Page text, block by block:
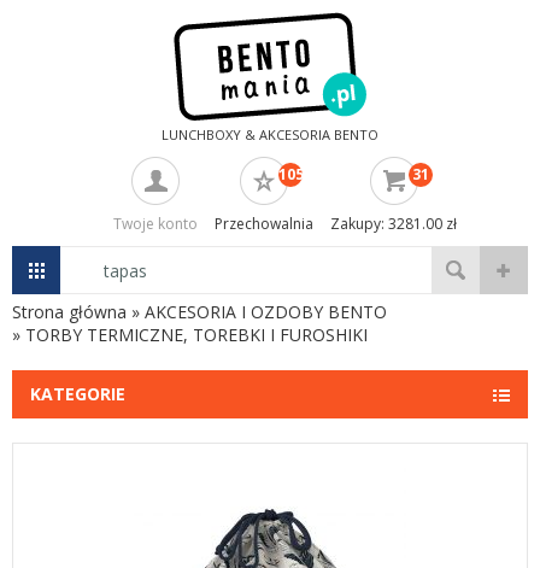
LUNCHBOXY & AKCESORIA BENTO
Twoje konto
105
Przechowalnia
31
Zakupy: 3281.00 zł
Strona główna » AKCESORIA I OZDOBY BENTO
» TORBY TERMICZNE, TOREBKI I FUROSHIKI
KATEGORIE